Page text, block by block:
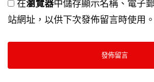
在瀏覽器中儲存顯示名稱、電子
站網址，以供下次發佈留言時使用。